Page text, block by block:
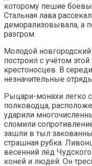
которому пешие
Стальная лава
деморализовывала, а
разгром.
Молодой
построил с учётом
крестоносцев. В
незначительные
Рыцари-монахи легко
полководца,
ударили
сломили
зашли в тыл
страшная рубка.
весенний лёд
коней и людей. Он